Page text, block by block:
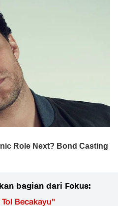
bagian dari Fokus:
Becakayu"